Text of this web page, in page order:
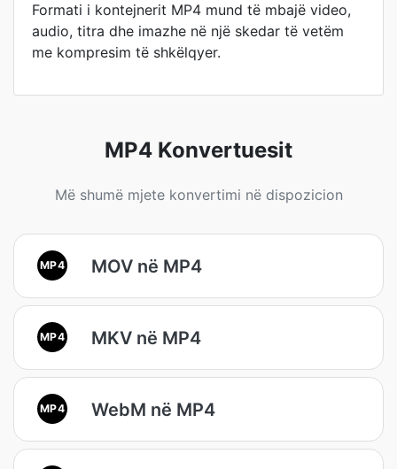
Formati i kontejnerit MP4 mund të mbajë video,
audio, titra dhe imazhe në një skedar të vetëm
me kompresim të shkëlqyer.
MP4 Konvertuesit
Më shumë mjete konvertimi në dispozicion
MP4 MOV në MP4
MP4 MKV në MP4
MP4 WebM në MP4